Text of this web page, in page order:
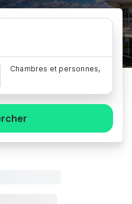
Chambres et personnes,